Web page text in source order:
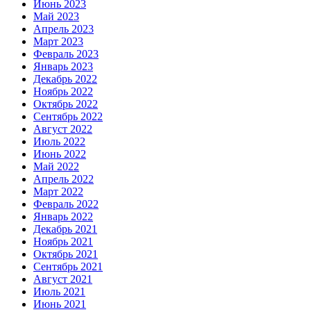
Июнь 2023
Май 2023
Апрель 2023
Март 2023
Февраль 2023
Январь 2023
Декабрь 2022
Ноябрь 2022
Октябрь 2022
Сентябрь 2022
Август 2022
Июль 2022
Июнь 2022
Май 2022
Апрель 2022
Март 2022
Февраль 2022
Январь 2022
Декабрь 2021
Ноябрь 2021
Октябрь 2021
Сентябрь 2021
Август 2021
Июль 2021
Июнь 2021